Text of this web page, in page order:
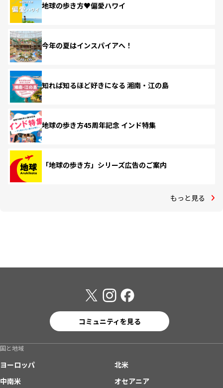
地球の歩き方♥偏愛ハワイ
今年の夏はインスパイアへ！
知れば知るほど好きになる 湘南・江の島
地球の歩き方45周年記念 インド特集
「地球の歩き方」シリーズ広告のご案内
もっと見る
コミュニティを見る
国と地域
ヨーロッパ
北米
中南米
オセアニア